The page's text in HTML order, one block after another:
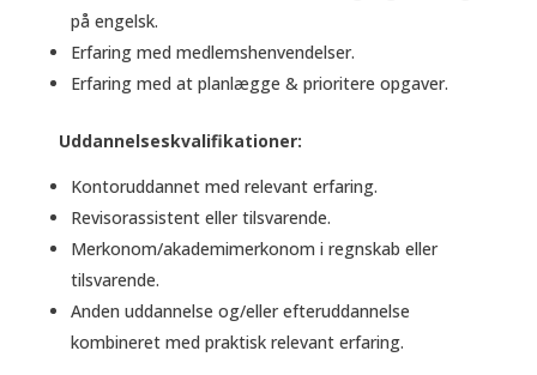
på engelsk.
Erfaring med medlemshenvendelser.
Erfaring med at planlægge & prioritere opgaver.
Uddannelseskvalifikationer:
Kontoruddannet med relevant erfaring.
Revisorassistent eller tilsvarende.
Merkonom/akademimerkonom i regnskab eller
tilsvarende.
Anden uddannelse og/eller efteruddannelse
kombineret med praktisk relevant erfaring.